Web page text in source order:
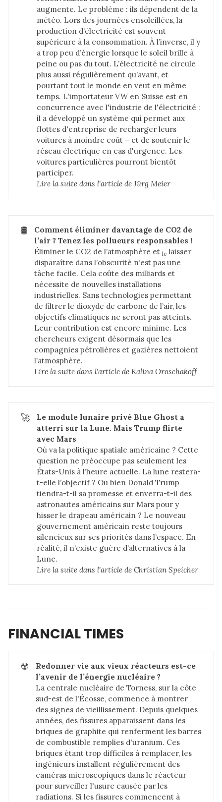
augmente. Le problème : ils dépendent de la
météo. Lors des journées ensoleillées, la
production d’électricité est souvent
supérieure à la consommation. À l’inverse, il y
a trop peu d’énergie lorsque le soleil brille à
peine ou pas du tout. L’électricité ne circule
plus aussi régulièrement qu’avant, et
pourtant tout le monde en veut en même
temps. L'importateur VW en Suisse est en
concurrence avec l'industrie de l'électricité :
il a développé un système qui permet aux
flottes d'entreprise de recharger leurs
voitures à moindre coût – et de soutenir le
réseau électrique en cas d'urgence. Les
voitures particulières pourront bientôt
participer.
Lire la suite dans l'article de Jürg Meier
🛢️
Comment éliminer davantage de CO2 de
l’air ? Tenez les pollueurs responsables !
Éliminer le CO2 de l’atmosphère etle laisser
disparaître dans l’obscurité n’est pas une
tâche facile. Cela coûte des milliards et
nécessite de nouvelles installations
industrielles. Sans technologies permettant
de filtrer le dioxyde de carbone de l’air, les
objectifs climatiques ne seront pas atteints.
Leur contribution est encore minime. Les
chercheurs exigent désormais que les
compagnies pétrolières et gazières nettoient
l’atmosphère.
Lire la suite dans l'article de Kalina Oroschakoff
🚀
Le module lunaire privé Blue Ghost a
atterri sur la Lune. Mais Trump flirte
avec Mars
Où va la politique spatiale américaine ? Cette
question ne préoccupe pas seulement les
États-Unis à l’heure actuelle. La lune restera-
t-elle l’objectif ? Ou bien Donald Trump
tiendra-t-il sa promesse et enverra-t-il des
astronautes américains sur Mars pour y
hisser le drapeau américain ? Le nouveau
gouvernement américain reste toujours
silencieux sur ses priorités dans l’espace. En
réalité, il n’existe guère d’alternatives à la
Lune.
Lire la suite dans l'article de Christian Speicher
FINANCIAL TIMES
☢️
Redonner vie aux vieux réacteurs est-ce
l’avenir de l’énergie nucléaire ?
La centrale nucléaire de Torness, sur la côte
sud-est de l'Écosse, commence à montrer
des signes de vieillissement. Depuis quelques
années, des fissures apparaissent dans les
briques de graphite qui renferment les barres
de combustible remplies d'uranium. Ces
briques étant trop difficiles à remplacer, les
ingénieurs installent régulièrement des
caméras microscopiques dans le réacteur
pour surveiller l'usure causée par les
radiations. Si les fissures commencent à